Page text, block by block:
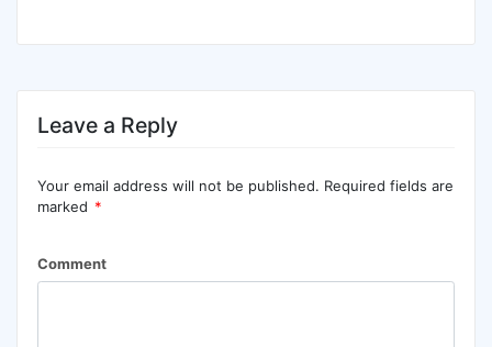
Leave a Reply
Your email address will not be published. Required fields are
marked *
Comment